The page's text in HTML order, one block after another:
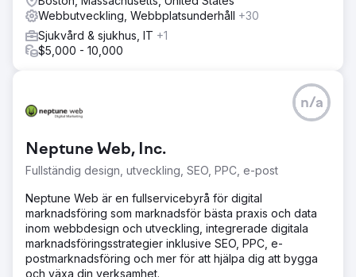
Webbutveckling, Webbplatsunderhåll +30
Sjukvård & sjukhus, IT +1
$5,000 - 10,000
Neptune Web, Inc.
Fullständig design, utveckling, SEO, PPC, e-post
n/a
Neptune Web är en fullservicebyrå för digital
marknadsföring som marknadsför bästa praxis och data
inom webbdesign och utveckling, integrerade digitala
marknadsföringsstrategier inklusive SEO, PPC, e-
postmarknadsföring och mer för att hjälpa dig att bygga
och växa din verksamhet.